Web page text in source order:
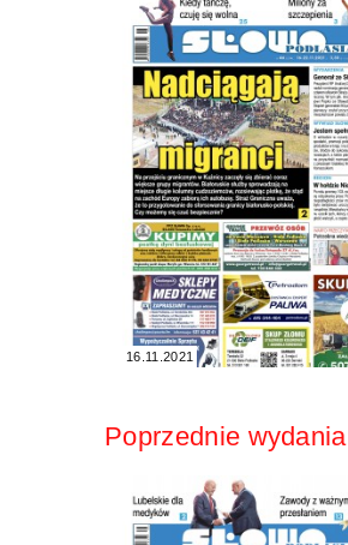
16.11.2021
Poprzednie wydania